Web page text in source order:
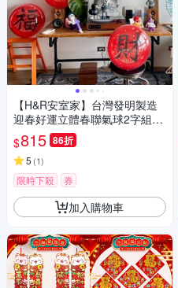
【H&R安室家】台灣發明製造
迎春好運立體春聯氣球2字組合
(春/福)(旺/滿)(發/財) 共三款式
可選
$815 86折
5 (1)
限時下殺 券
加入購物車